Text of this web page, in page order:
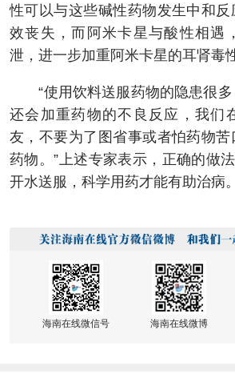
性可以与这些碱性药物发生中和
效丧失，而阿米卡星与酸性相遇
泄，进一步加重阿米卡星的耳肾毒
“使用饮料送服药物的隐患很多
还会加重药物的不良反应，我们
友，不要为了图省事或者怕药物苦
药物。”上述专家表示，正确的做
开水送服，科学用药才能有助治病。
海南在线微信号 海南在线微博